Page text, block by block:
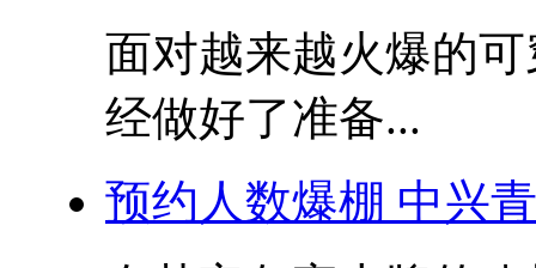
面对越来越火爆的
经做好了准备...
预约人数爆棚 中兴